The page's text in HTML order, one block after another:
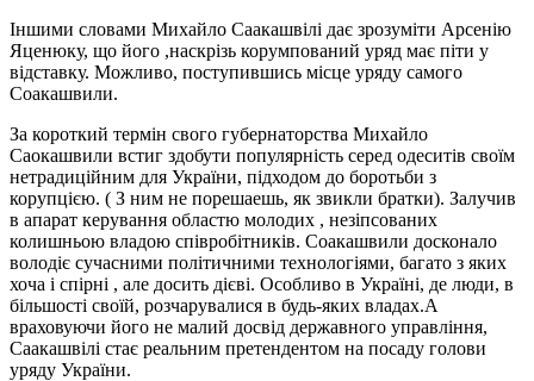
Іншими словами Михайло Саакашвілі дає зрозуміти Арсенію
Яценюку, що його ,наскрізь корумпований уряд має піти у
відставку. Можливо, поступившись місце уряду самого
Соакашвили.
За короткий термін свого губернаторства Михайло
Саокашвили встиг здобути популярність серед одеситів своїм
нетрадиційним для України, підходом до боротьби з
корупцією. ( З ним не порешаешь, як звикли братки). Залучив
в апарат керування областю молодих , незіпсованих
колишньою владою співробітників. Соакашвили досконало
володіє сучасними політичними технологіями, багато з яких
хоча і спірні , але досить дієві. Особливо в Україні, де люди, в
більшості своїй, розчарувалися в будь-яких владах.А
враховуючи його не малий досвід державного управління,
Саакашвілі стає реальним претендентом на посаду голови
уряду України.